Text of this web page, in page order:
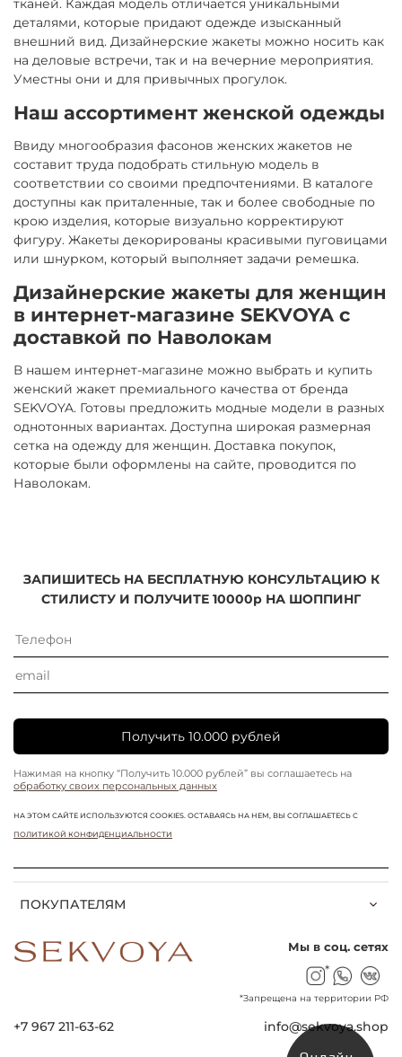
тканей. Каждая модель отличается уникальными
деталями, которые придают одежде изысканный
внешний вид. Дизайнерские жакеты можно носить как
на деловые встречи, так и на вечерние мероприятия.
Уместны они и для привычных прогулок.
Наш ассортимент женской одежды
Ввиду многообразия фасонов женских жакетов не
составит труда подобрать стильную модель в
соответствии со своими предпочтениями. В каталоге
доступны как приталенные, так и более свободные по
крою изделия, которые визуально корректируют
фигуру. Жакеты декорированы красивыми пуговицами
или шнурком, который выполняет задачи ремешка.
Дизайнерские жакеты для женщин
в интернет-магазине SEKVOYA с
доставкой по Наволокам
В нашем интернет-магазине можно выбрать и купить
женский жакет премиального качества от бренда
SEKVOYA. Готовы предложить модные модели в разных
однотонных вариантах. Доступна широкая размерная
сетка на одежду для женщин. Доставка покупок,
которые были оформлены на сайте, проводится по
Наволокам.
ПОКУПАТЕЛЯМ
ЗАПИШИТЕСЬ НА БЕСПЛАТНУЮ КОНСУЛЬТАЦИЮ К
СТИЛИСТУ И ПОЛУЧИТЕ 10000р НА ШОППИНГ
Получить 10.000 рублей
Нажимая на кнопку “Получить 10.000 рублей” вы соглашаетесь на
обработку своих персональных данных
НА ЭТОМ САЙТЕ ИСПОЛЬЗУЮТСЯ COOKIES. ОСТАВАЯСЬ НА НЕМ, ВЫ СОГЛАШАЕТЕСЬ С
ПОЛИТИКОЙ КОНФИДЕНЦИАЛЬНОСТИ
+7 967 211-63-62 info@sekvoya.shop
Мы в соц. сетях
*
*Запрещена на территории РФ